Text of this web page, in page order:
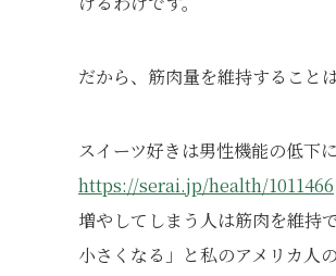
だから、筋肉量を維持すること
スイーツ好きは男性機能の低下
https://serai.jp/health/1011466
増やしてしまう人は筋肉を維持
小さくなる」と私のアメリカ人